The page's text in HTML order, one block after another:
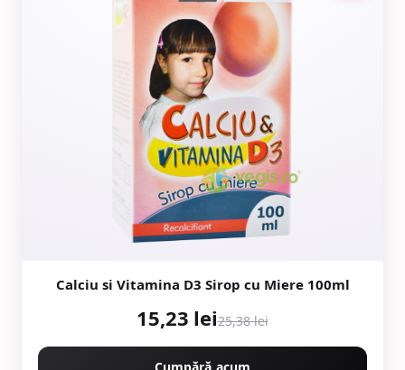
Calciu si Vitamina D3 Sirop cu Miere 100ml
15,23 lei25,38 lei